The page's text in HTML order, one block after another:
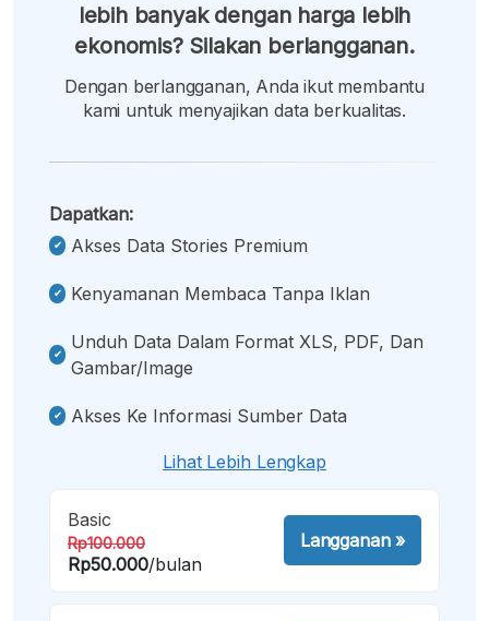
lebih banyak dengan harga lebih
ekonomis? Silakan berlangganan.
Dengan berlangganan, Anda ikut membantu
kami untuk menyajikan data berkualitas.
Dapatkan:
Akses Data Stories Premium
Kenyamanan Membaca Tanpa Iklan
Unduh Data Dalam Format XLS, PDF, Dan
Gambar/image
Akses Ke Informasi Sumber Data
Lihat Lebih Lengkap
Basic
Rp100.000
Rp50.000/bulan
Langganan»